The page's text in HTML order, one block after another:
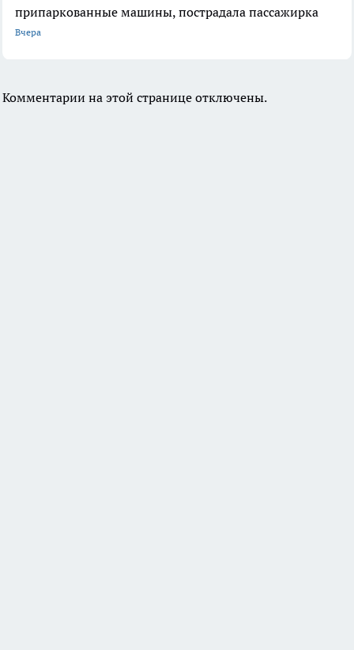
припаркованные машины, пострадала пассажирка
Вчера
Комментарии на этой странице отключены.